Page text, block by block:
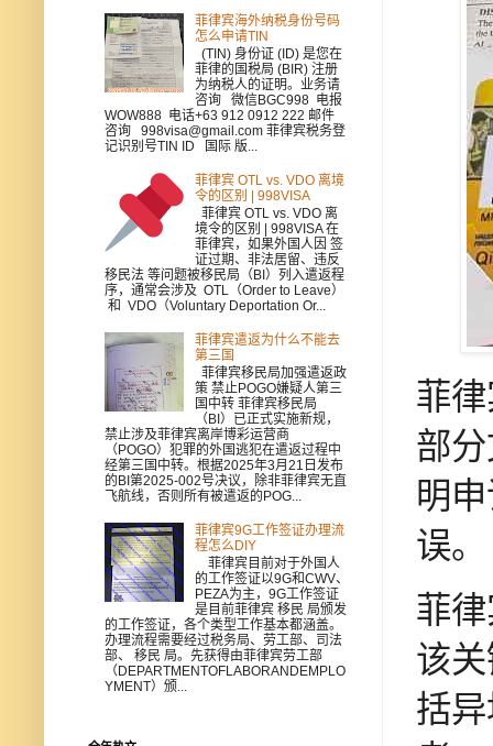
菲
部
明
误。
菲
该
括
菲律宾海外纳税身份号码
怎么申请TIN
(TIN) 身份证 (ID) 是您在
菲律的国税局 (BIR) 注册
为纳税人的证明。业务请
咨询 微信BGC998 电报
WOW888 电话+63 912 0912 222 邮件
咨询 998visa@gmail.com 菲律宾税务登
记识别号TIN ID 国际 版...
菲律宾 OTL vs. VDO 离境
令的区别 | 998VISA
菲律宾 OTL vs. VDO 离
境令的区别 | 998VISA 在
菲律宾，如果外国人因 签
证过期、非法居留、违反
移民法 等问题被移民局（BI）列入遣返程
序，通常会涉及 OTL（Order to Leave）
和 VDO（Voluntary Deportation Or...
菲律宾遣返为什么不能去
第三国
菲律宾移民局加强遣返政
策 禁止POGO嫌疑人第三
国中转 菲律宾移民局
（BI）已正式实施新规，
禁止涉及菲律宾离岸博彩运营商
（POGO）犯罪的外国逃犯在遣返过程中
经第三国中转。根据2025年3月21日发布
的BI第2025-002号决议，除非菲律宾无直
飞航线，否则所有被遣返的POG...
菲律宾9G工作签证办理流
程怎么DIY
菲律宾目前对于外国人
的工作签证以9G和CWV、
PEZA为主，9G工作签证
是目前菲律宾 移民 局颁发
的工作签证，各个类型工作基本都涵盖。
办理流程需要经过税务局、劳工部、司法
部、 移民 局。先获得由菲律宾劳工部
（DEPARTMENTOFLABORANDEMPLO
YMENT）颁...